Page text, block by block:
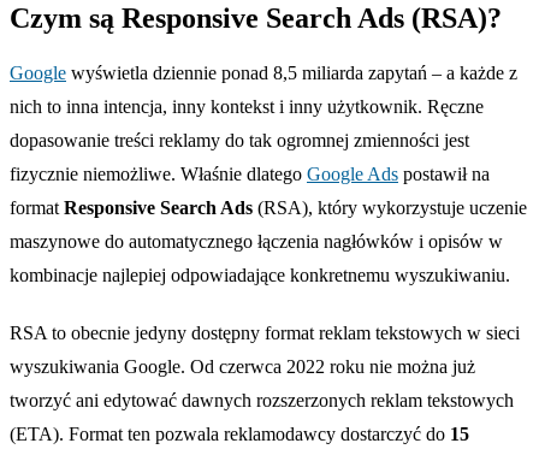
Czym są Responsive Search Ads (RSA)?
Google wyświetla dziennie ponad 8,5 miliarda zapytań – a każde z
nich to inna intencja, inny kontekst i inny użytkownik. Ręczne
dopasowanie treści reklamy do tak ogromnej zmienności jest
fizycznie niemożliwe. Właśnie dlatego Google Ads postawił na
format Responsive Search Ads (RSA), który wykorzystuje uczenie
maszynowe do automatycznego łączenia nagłówków i opisów w
kombinacje najlepiej odpowiadające konkretnemu wyszukiwaniu.
RSA to obecnie jedyny dostępny format reklam tekstowych w sieci
wyszukiwania Google. Od czerwca 2022 roku nie można już
tworzyć ani edytować dawnych rozszerzonych reklam tekstowych
(ETA). Format ten pozwala reklamodawcy dostarczyć do 15